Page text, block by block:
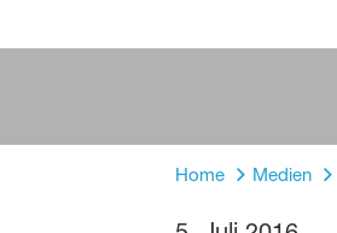
Home Medien